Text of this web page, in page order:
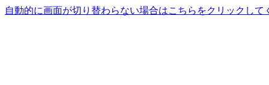
自動的に画面が切り替わらない場合はこちらをクリックして